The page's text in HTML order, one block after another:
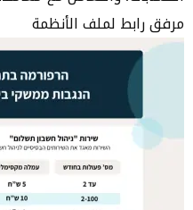
مرفق رابط لملف الأنظمة